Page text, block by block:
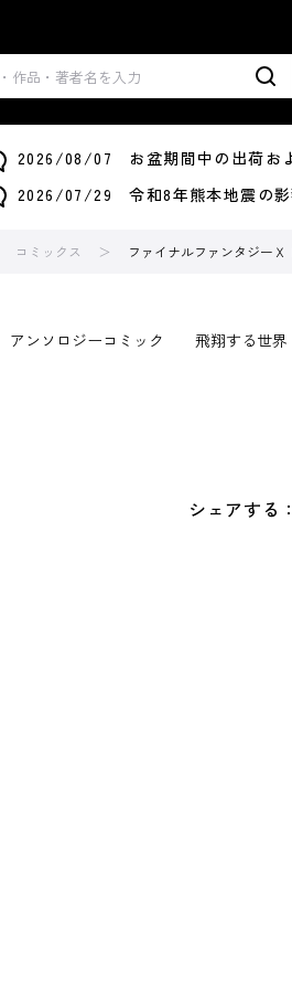
2026/08/07 お盆期間中の出荷お
2026/07/29 令和8年熊本地震の影
コミックス ファイナルファンタジ
シェアする：